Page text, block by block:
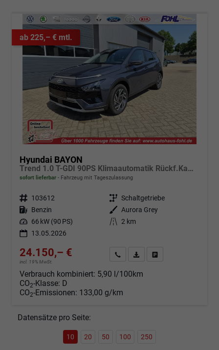
ab 225,– € mtl.
Hyundai BAYON
Trend 1.0 T-GDI 90PS Klimaautomatik Rückf.Kamera Parksensoren Sitzheizung Lenkradheizung Bluetooth Touchscreen Tempomat Apple CarPlay + Android Auto 16"LM
sofort lieferbar Fahrzeug mit Tageszulassung
Fahrzeugnr. 103612 Getriebe Schaltgetriebe
Kraftstoff Benzin Außenfarbe Aurora Grey
Leistung 66 kW (90 PS) Kilometerstand 2 km
13.05.2026
24.150,– €
incl. 19% MwSt.
Angebot anfordern
Fahrzeugexpose (PDF)
Verbrauch kombiniert: 5,90 l/100km
CO2-Klasse: D
CO2-Emissionen: 133,00 g/km
Datensätze pro Seite:
10 20 50 100 250